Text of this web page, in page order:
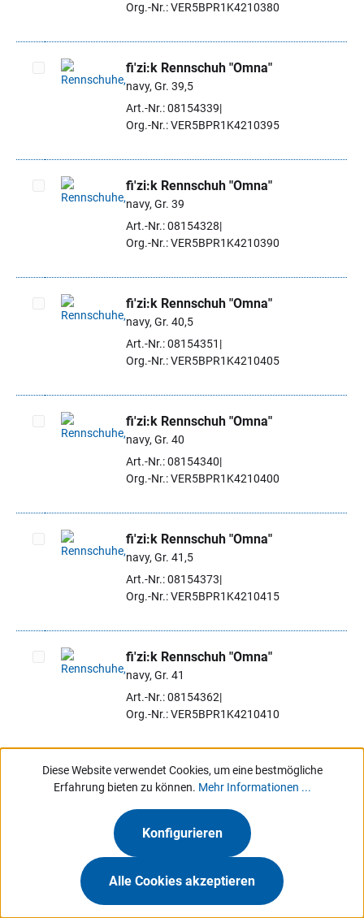
Org.-Nr.: VER5BPR1K4210380
Artikel auswählen
fi'zi:k Rennschuh "Omna"
navy, Gr. 39,5
Art.-Nr.: 08154339
Org.-Nr.: VER5BPR1K4210395
Artikel auswählen
fi'zi:k Rennschuh "Omna"
navy, Gr. 39
Art.-Nr.: 08154328
Org.-Nr.: VER5BPR1K4210390
Artikel auswählen
fi'zi:k Rennschuh "Omna"
navy, Gr. 40,5
Art.-Nr.: 08154351
Org.-Nr.: VER5BPR1K4210405
Artikel auswählen
fi'zi:k Rennschuh "Omna"
navy, Gr. 40
Art.-Nr.: 08154340
Org.-Nr.: VER5BPR1K4210400
Artikel auswählen
fi'zi:k Rennschuh "Omna"
navy, Gr. 41,5
Art.-Nr.: 08154373
Org.-Nr.: VER5BPR1K4210415
Artikel auswählen
fi'zi:k Rennschuh "Omna"
navy, Gr. 41
Art.-Nr.: 08154362
Org.-Nr.: VER5BPR1K4210410
Artikel auswählen
fi'zi:k Rennschuh "Omna"
navy, Gr. 42,5
Art.-Nr.: 08154395
Org.-Nr.: VER5BPR1K4210425
fi'zi:k Rennschuh "Omna"
Diese Website verwendet Cookies, um eine bestmögliche
Erfahrung bieten zu können. Mehr Informationen ...
Konfigurieren
Alle Cookies akzeptieren